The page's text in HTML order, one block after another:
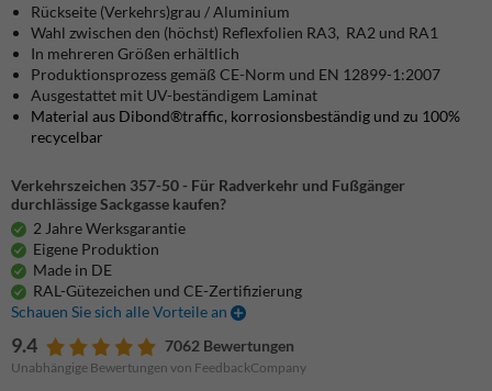
Rückseite (Verkehrs)grau / Aluminium
Wahl zwischen den (höchst) Reflexfolien RA3, RA2 und RA1
In mehreren Größen erhältlich
Produktionsprozess gemäß CE-Norm und EN 12899-1:2007
Ausgestattet mit UV-beständigem Laminat
Material aus Dibond®traffic, korrosionsbeständig und zu 100%
recycelbar
Verkehrszeichen 357-50 - Für Radverkehr und Fußgänger
durchlässige Sackgasse kaufen?
2 Jahre Werksgarantie
Eigene Produktion
Made in DE
RAL-Gütezeichen und CE-Zertifizierung
Schauen Sie sich alle Vorteile an
9.4 7062 Bewertungen
Unabhängige Bewertungen von FeedbackCompany